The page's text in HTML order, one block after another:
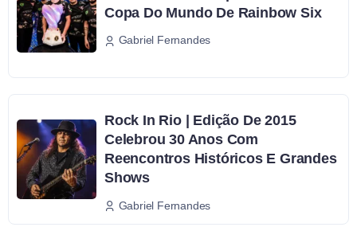
Copa Do Mundo De Rainbow Six
Gabriel Fernandes
Rock In Rio | Edição De 2015
Celebrou 30 Anos Com
Reencontros Históricos E Grandes
Shows
Gabriel Fernandes